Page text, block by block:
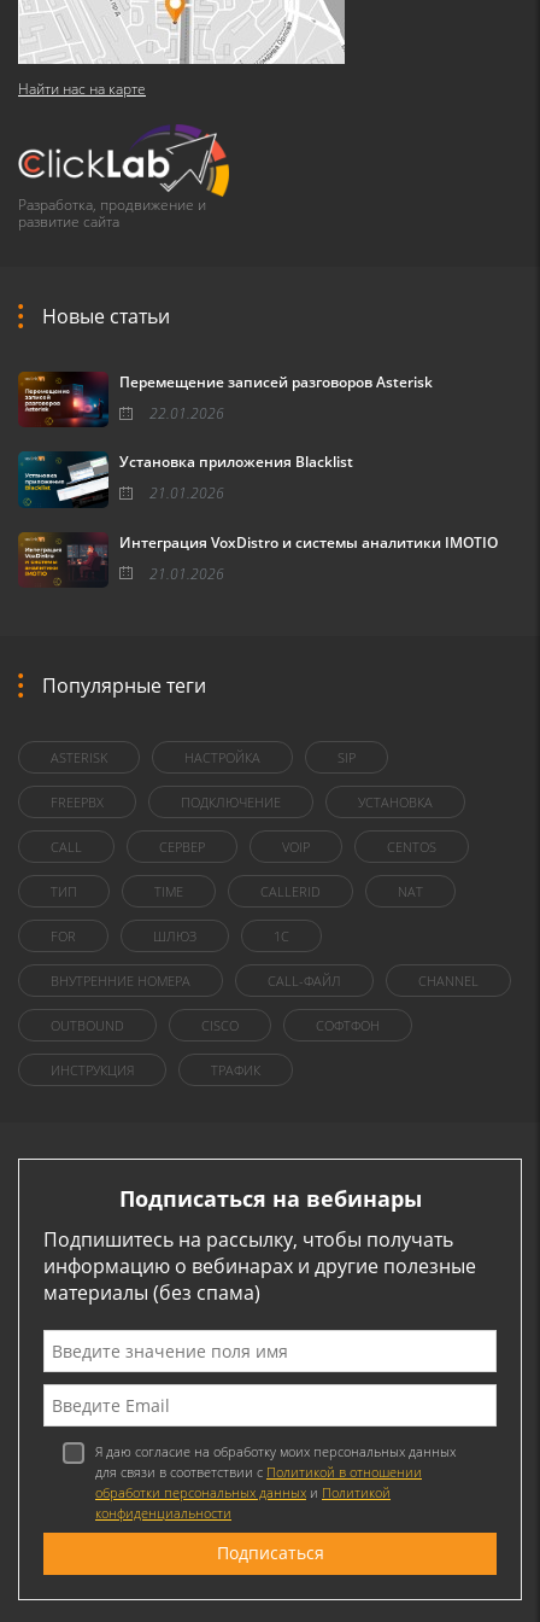
Найти нас на карте
Разработка, продвижение и
развитие сайта
Новые статьи
Перемещение записей разговоров Asterisk
22.01.2026
Установка приложения Blacklist
21.01.2026
Интеграция VoxDistro и системы аналитики IMOTIO
21.01.2026
Популярные теги
ASTERISK НАСТРОЙКА SIP
FREEPBX ПОДКЛЮЧЕНИЕ УСТАНОВКА
CALL СЕРВЕР VOIP CENTOS
ТИП TIME CALLERID NAT
FOR ШЛЮЗ 1C
ВНУТРЕННИЕ НОМЕРА CALL-ФАЙЛ CHANNEL
OUTBOUND CISCO СОФТФОН
ИНСТРУКЦИЯ ТРАФИК
Подписаться на вебинары
Подпишитесь на рассылку, чтобы получать
информацию о вебинарах и другие полезные
материалы (без спама)
Я даю согласие на обработку моих персональных данных
для связи в соответствии с Политикой в отношении
обработки персональных данных и Политикой
конфиденциальности